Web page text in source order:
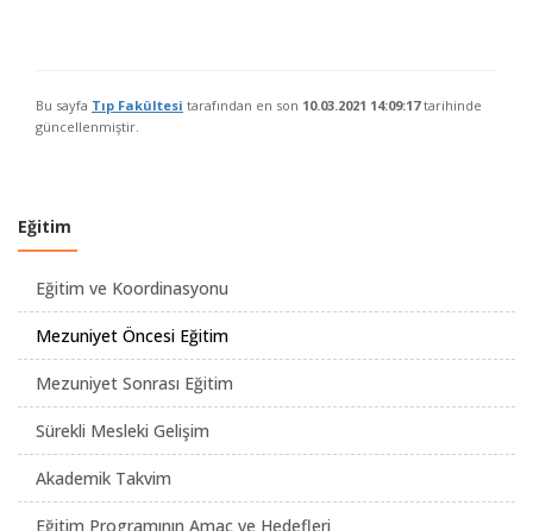
Bu sayfa Tıp Fakültesi tarafından en son 10.03.2021 14:09:17tarihinde
güncellenmiştir.
Eğitim
Eğitim ve Koordinasyonu
Mezuniyet Öncesi Eğitim
Mezuniyet Sonrası Eğitim
Sürekli Mesleki Gelişim
Akademik Takvim
Eğitim Programının Amaç ve Hedefleri